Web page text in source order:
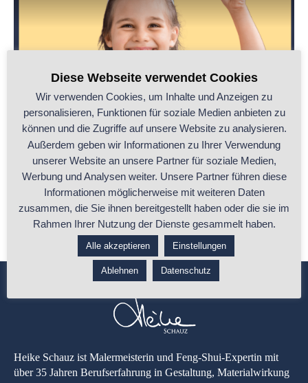
Wie unterstützt Feng Shui Dein Kind beim
Lernen?
Noch sind Sommerferien, doch für viele Kinder beginnt bald wieder
die Schulzeit. Wird Dein...
...ganzen Beitrag lesen
Heike Schauz ist Malermeisterin und Feng-Shui-Expertin mit
über 35 Jahren Berufserfahrung in Gestaltung, Materialwirkung
Diese Webseite verwendet Cookies
Wir verwenden Cookies, um Inhalte und Anzeigen zu
personalisieren, Funktionen für soziale Medien anbieten zu
können und die Zugriffe auf unsere Website zu analysieren.
Außerdem geben wir Informationen zu Ihrer Verwendung
unserer Website an unsere Partner für soziale Medien,
Werbung und Analysen weiter. Unsere Partner führen diese
Informationen möglicherweise mit weiteren Daten
zusammen, die Sie ihnen bereitgestellt haben oder die sie im
Rahmen Ihrer Nutzung der Dienste gesammelt haben.
Alle akzeptieren Einstellungen
Ablehnen Datenschutz